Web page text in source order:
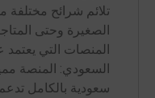
تلائم شرائح مختلفة
الصغيرة وحتى
المنصات التي يعتمد
السعودي: المنصة
سعودية بالكامل